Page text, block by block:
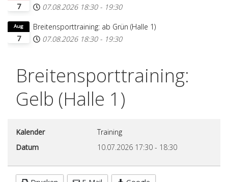
7
07.08.2026 18:30 - 19:30
7
Aug
Breitensporttraining: ab Grün (Halle 1)
07.08.2026 18:30 - 19:30
Breitensporttraining:
Gelb (Halle 1)
Kalender
Training
Datum
10.07.2026 17:30 - 18:30